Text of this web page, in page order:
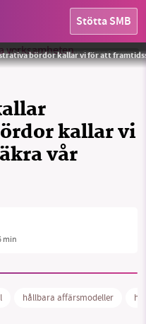
Stötta SMB
bördor kallar vi för att
kallar vi
vår
Foto:Johannes Jansson, Creative Commons
min
hållbara affärsmodeller